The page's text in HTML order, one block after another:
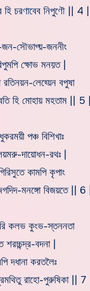
চরণাবেব নিপুণৌ || 4 ||
জন-সৌভাগ্য়-জননীং
ক্ষোভ মনয়ত |
রতিনয়ন-লেহ্য়েন বপুষা
হি মোহায় মহতাম || 5 ||
পঞ্চ বিশিখাঃ
দায়োধন-রথঃ |
কামপি কৃপাং
মনঙ্গো বিজয়তে || 6 ||
কলভ কুংভ-স্তননতা
শরচ্চন্দ্র-বদনা |
দধানা করতলৈঃ
রাহো-পুরুষিকা || 7 ||